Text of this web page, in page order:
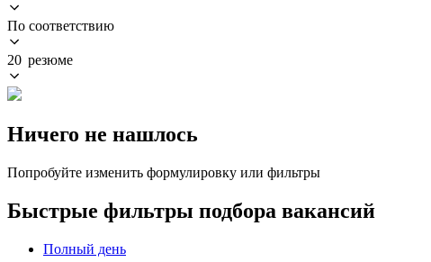
По соответствию
20 резюме
Ничего не нашлось
Попробуйте изменить формулировку или фильтры
Быстрые фильтры подбора вакансий
Полный день